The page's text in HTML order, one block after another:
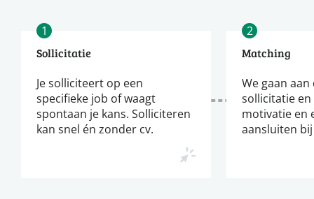
1
Sollicitatie
Je solliciteert op een
specifieke job of waagt
spontaan je kans. Solliciteren
kan snel én zonder cv.
2
Matching
We gaan
sollicitatie
motivatie en
aansluiten